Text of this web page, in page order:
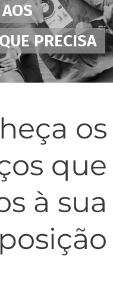
PRECISA
os
que
à sua